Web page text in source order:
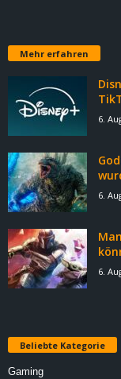
Mehr erfahren
6.
6.
6.
Beliebte Kategorie
Gaming